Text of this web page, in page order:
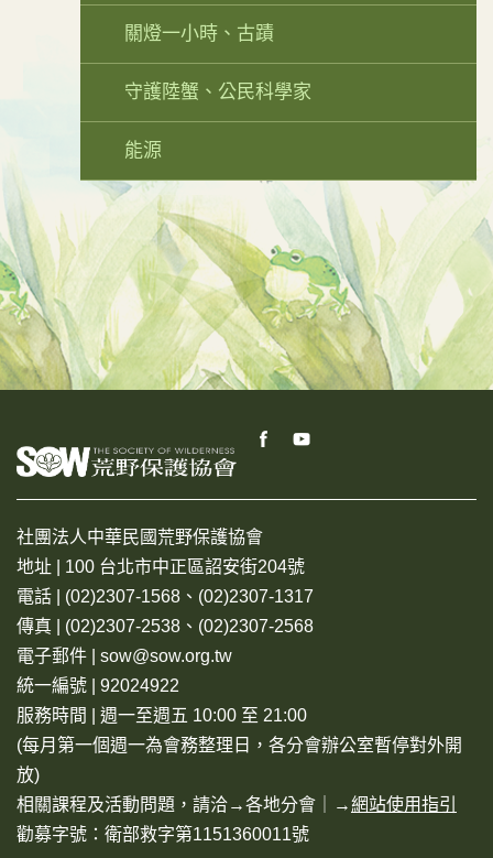
關燈一小時、古蹟
守護陸蟹、公民科學家
能源
社團法人中華民國荒野保護協會
地址 | 100 台北市中正區詔安街204號
電話 | (02)2307-1568、(02)2307-1317
傳真 | (02)2307-2538、(02)2307-2568
電子郵件 | sow@sow.org.tw
統一編號 | 92024922
服務時間 | 週一至週五 10:00 至 21:00
(每月第一個週一為會務整理日，各分會辦公室暫停對外開
放)
相關課程及活動問題，請洽→各地分會 ｜→網站使用指引
勸募字號：衛部救字第1151360011號